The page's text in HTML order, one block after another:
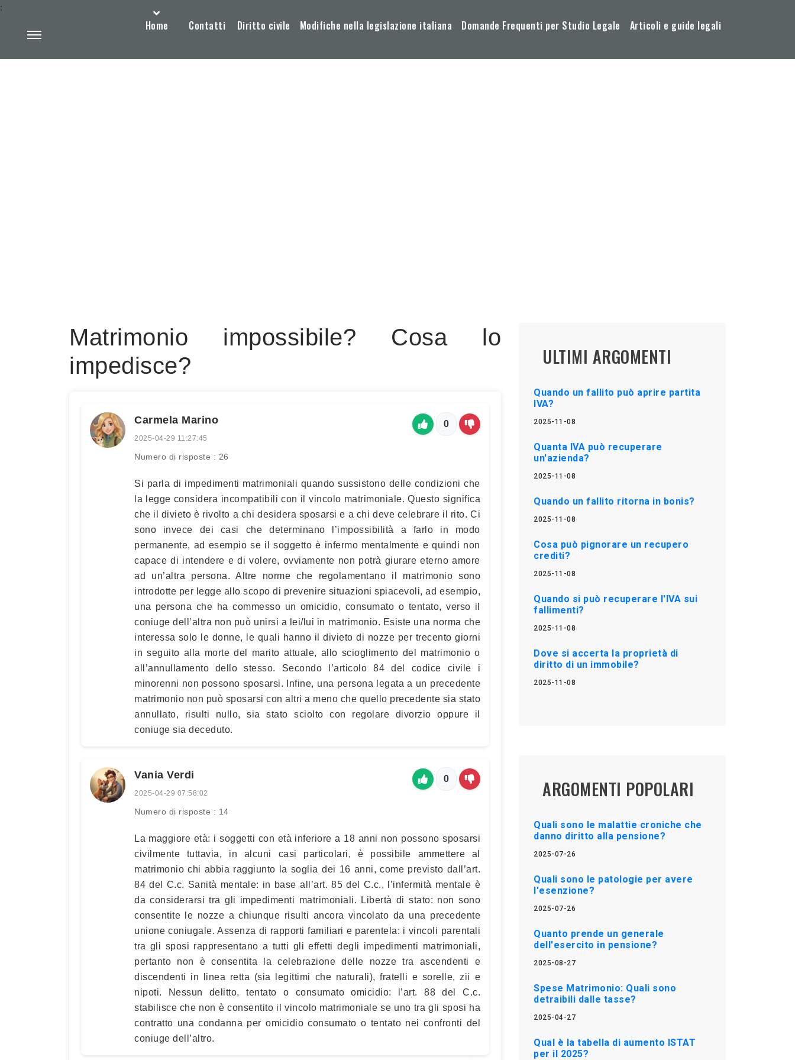
Home Contatti Diritto civile Modifiche nella legislazione italiana Domande Frequenti per Studio Legale Articoli e guide legali
:
Matrimonio impossibile? Cosa lo
impedisce?
Carmela Marino
2025-04-29 11:27:45
Numero di risposte : 26
0
Si parla di impedimenti matrimoniali quando sussistono delle condizioni che
la legge considera incompatibili con il vincolo matrimoniale. Questo significa
che il divieto è rivolto a chi desidera sposarsi e a chi deve celebrare il rito. Ci
sono invece dei casi che determinano l’impossibilità a farlo in modo
permanente, ad esempio se il soggetto è infermo mentalmente e quindi non
capace di intendere e di volere, ovviamente non potrà giurare eterno amore
ad un’altra persona. Altre norme che regolamentano il matrimonio sono
introdotte per legge allo scopo di prevenire situazioni spiacevoli, ad esempio,
una persona che ha commesso un omicidio, consumato o tentato, verso il
coniuge dell’altra non può unirsi a lei/lui in matrimonio. Esiste una norma che
interessa solo le donne, le quali hanno il divieto di nozze per trecento giorni
in seguito alla morte del marito attuale, allo scioglimento del matrimonio o
all’annullamento dello stesso. Secondo l’articolo 84 del codice civile i
minorenni non possono sposarsi. Infine, una persona legata a un precedente
matrimonio non può sposarsi con altri a meno che quello precedente sia stato
annullato, risulti nullo, sia stato sciolto con regolare divorzio oppure il
coniuge sia deceduto.
Vania Verdi
2025-04-29 07:58:02
Numero di risposte : 14
0
La maggiore età: i soggetti con età inferiore a 18 anni non possono sposarsi
civilmente tuttavia, in alcuni casi particolari, è possibile ammettere al
matrimonio chi abbia raggiunto la soglia dei 16 anni, come previsto dall’art.
84 del C.c. Sanità mentale: in base all’art. 85 del C.c., l’infermità mentale è
da considerarsi tra gli impedimenti matrimoniali. Libertà di stato: non sono
consentite le nozze a chiunque risulti ancora vincolato da una precedente
unione coniugale. Assenza di rapporti familiari e parentela: i vincoli parentali
tra gli sposi rappresentano a tutti gli effetti degli impedimenti matrimoniali,
pertanto non è consentita la celebrazione delle nozze tra ascendenti e
discendenti in linea retta (sia legittimi che naturali), fratelli e sorelle, zii e
nipoti. Nessun delitto, tentato o consumato omicidio: l’art. 88 del C.c.
stabilisce che non è consentito il vincolo matrimoniale se uno tra gli sposi ha
contratto una condanna per omicidio consumato o tentato nei confronti del
coniuge dell’altro.
ULTIMI ARGOMENTI
Quando un fallito può aprire partita
IVA?
2025-11-08
Quanta IVA può recuperare
un'azienda?
2025-11-08
Quando un fallito ritorna in bonis?
2025-11-08
Cosa può pignorare un recupero
crediti?
2025-11-08
Quando si può recuperare l'IVA sui
fallimenti?
2025-11-08
Dove si accerta la proprietà di
diritto di un immobile?
2025-11-08
ARGOMENTI POPOLARI
Quali sono le malattie croniche che
danno diritto alla pensione?
2025-07-26
Quali sono le patologie per avere
l'esenzione?
2025-07-26
Quanto prende un generale
dell'esercito in pensione?
2025-08-27
Spese Matrimonio: Quali sono
detraibili dalle tasse?
2025-04-27
Qual è la tabella di aumento ISTAT
per il 2025?